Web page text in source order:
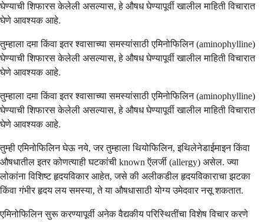
घेण्याची शिफारस केलेली असल्यास, हे औषध घेण्यापूर्वी खालील माहिती विचारात
घेणे आवश्यक आहे.
तुम्हाला दमा किंवा इतर श्वासाच्या समस्यांसाठी एमिनोफिलिन (aminophylline)
घेण्याची शिफारस केलेली असल्यास, हे औषध घेण्यापूर्वी खालील माहिती विचारात
घेणे आवश्यक आहे.
तुम्हाला दमा किंवा इतर श्वासाच्या समस्यांसाठी एमिनोफिलिन (aminophylline)
घेण्याची शिफारस केलेली असल्यास, हे औषध घेण्यापूर्वी खालील माहिती विचारात
घेणे आवश्यक आहे.
तुम्ही एमिनोफिलिन घेऊ नये, जर तुम्हाला थियोफिलिन, इथिलेनेडाईमाइन किंवा
औषधातील इतर कोणत्याही घटकांची known ऍलर्जी (allergy) असेल. ज्या
लोकांना विशिष्ट हृदयविकार आहेत, जसे की अलीकडील हृदयविकाराचा झटका
किंवा गंभीर हृदय लय समस्या, ते या औषधासाठी योग्य उमेदवार नसू शकतात.
एमिनोफिलिन सुरू करण्यापूर्वी अनेक वैद्यकीय परिस्थितींचा विशेष विचार करणे